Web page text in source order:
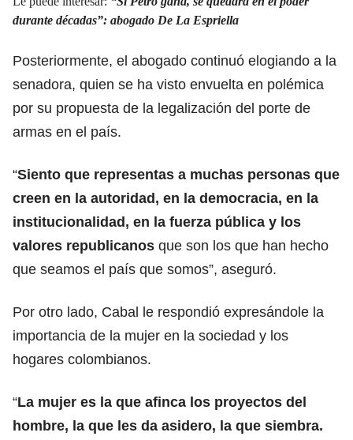
durante décadas”: abogado De La Espriella
Posteriormente, el abogado continuó elogiando a la
senadora, quien se ha visto envuelta en polémica
por su propuesta de la legalización del porte de
armas en el país.
“Siento que representas a muchas personas que
creen en la autoridad, en la democracia, en la
institucionalidad, en la fuerza pública y los
valores republicanos que son los que han hecho
que seamos el país que somos”, aseguró.
Por otro lado, Cabal le respondió expresándole la
importancia de la mujer en la sociedad y los
hogares colombianos.
“La mujer es la que afinca los proyectos del
hombre, la que les da asidero, la que siembra.